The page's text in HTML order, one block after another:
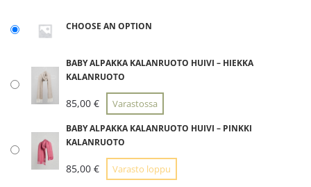
CHOOSE AN OPTION
BABY ALPAKKA KALANRUOTO HUIVI – HIEKKA
KALANRUOTO
85,00 € Varastossa
BABY ALPAKKA KALANRUOTO HUIVI – PINKKI
KALANRUOTO
85,00 € Varasto loppu